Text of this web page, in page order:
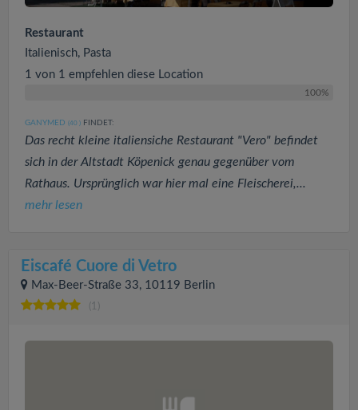
Restaurant
Italienisch, Pasta
1 von 1 empfehlen diese Location
100%
GANYMED (40 ) FINDET:
Das recht kleine italiensiche Restaurant "Vero" befindet
sich in der Altstadt Köpenick genau gegenüber vom
Rathaus. Ursprünglich war hier mal eine Fleischerei,...
mehr lesen
Eiscafé Cuore di Vetro
Max-Beer-Straße 33, 10119 Berlin
(1)